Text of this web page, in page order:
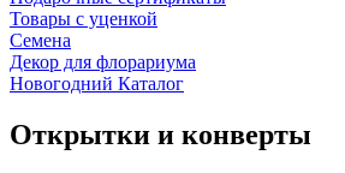
Товары с уценкой
Семена
Декор для флорариума
Новогодний Каталог
Открытки и конверты